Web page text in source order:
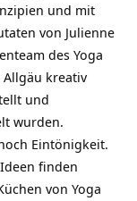
und mit
von Julienne
des Yoga
Allgäu kreativ
und
wurden.
Eintönigkeit.
finden
von Yoga